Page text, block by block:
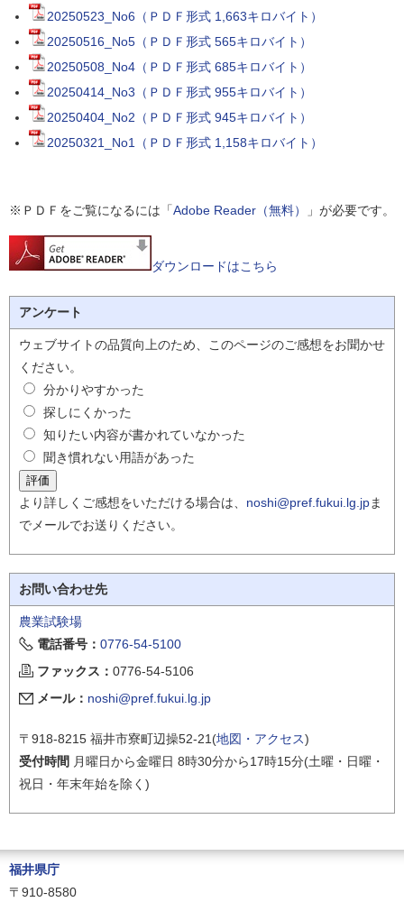
20250523_No6（ＰＤＦ形式 1,663キロバイト）
20250516_No5（ＰＤＦ形式 565キロバイト）
20250508_No4（ＰＤＦ形式 685キロバイト）
20250414_No3（ＰＤＦ形式 955キロバイト）
20250404_No2（ＰＤＦ形式 945キロバイト）
20250321_No1（ＰＤＦ形式 1,158キロバイト）
※ＰＤＦをご覧になるには「Adobe Reader（無料） 」が必要です。
ダウンロードはこちら
アンケート
ウェブサイトの品質向上のため、このページのご感想をお聞かせ
ください。
分かりやすかった
探しにくかった
知りたい内容が書かれていなかった
聞き慣れない用語があった
より詳しくご感想をいただける場合は、 noshi@pref.fukui.lg.jpま
でメールでお送りください。
お問い合わせ先
農業試験場
電話番号： 0776-54-5100
ファックス： 0776-54-5106
メール： noshi@pref.fukui.lg.jp
〒918-8215 福井市寮町辺操52-21(地図・アクセス)
受付時間 月曜日から金曜日 8時30分から17時15分(土曜・日曜・
祝日・年末年始を除く)
福井県庁
〒910-8580